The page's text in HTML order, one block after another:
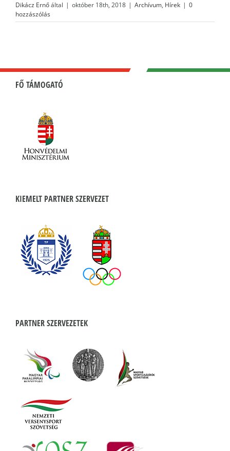
Dikácz Ernőáltal | október 18th, 2018 | Archívum, Hírek | 0
hozzászólás
FŐ TÁMOGATÓ
KIEMELT PARTNER SZERVEZET
PARTNER SZERVEZETEK